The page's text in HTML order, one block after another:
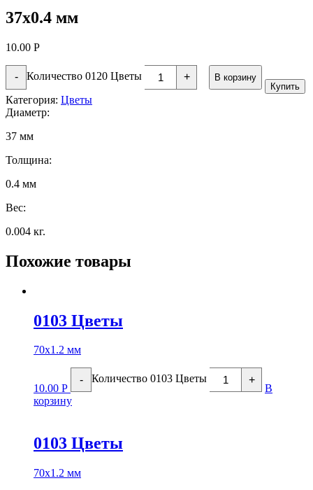
37х0.4 мм
10.00 Р
- Количество 0120 Цветы +
В корзину
Купить
Категория: Цветы
Диаметр:
37 мм
Толщина:
0.4 мм
Вес:
0.004 кг.
Похожие товары
0103 Цветы
70х1.2 мм
10.00 Р
- Количество 0103 Цветы +
В
корзину
0103 Цветы
70х1.2 мм